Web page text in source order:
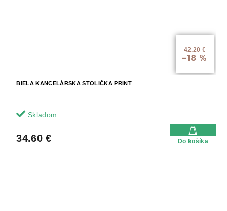
42.20 €
–18 %
BIELA KANCELÁRSKA STOLIČKA PRINT
Skladom
34.60 € Do košíka